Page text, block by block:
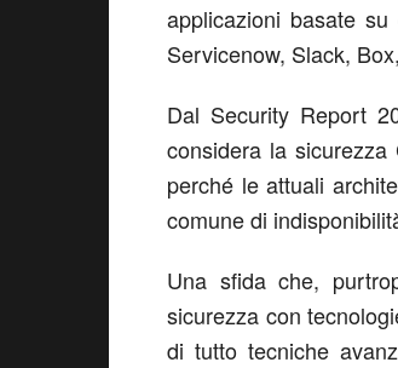
applicazioni basate
Servicenow, Slack,
Dal Security Report
considera la
perché le attuali
comune di
Una sfida che,
sicurezza con
di tutto tecniche